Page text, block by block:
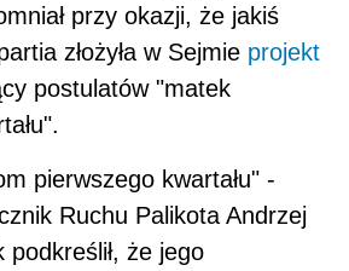
przy okazji, że jakiś
złożyła w Sejmie projekt
postulatów "matek
pierwszego kwartału" -
Ruchu Palikota Andrzej
że jego